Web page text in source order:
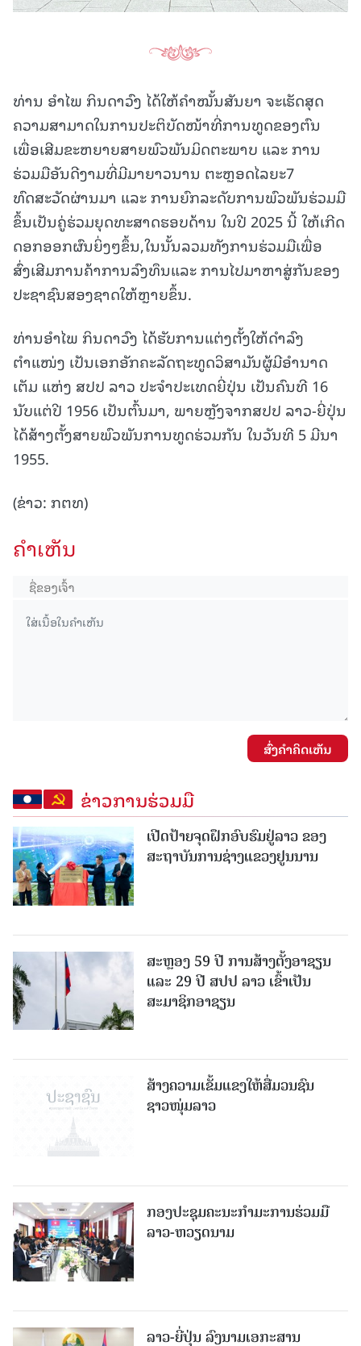
ທ່ານ ອໍາໄພ ກິນດາວົງ ໄດ້ໃຫ້ຄຳໝັ້ນສັນຍາ ຈະເຮັດສຸດ
ຄວາມສາມາດໃນການປະຕິບັດໜ້າທີ່ການທູດຂອງຕົນ
ເພື່ອເສີມຂະຫຍາຍສາຍພົວພັນມິດຕະພາບ ແລະ ການ
ຮ່ວມມືອັນດີງາມທີ່ມີມາຍາວນານ ຕະຫຼອດໄລຍະ7
ທົດສະວັດຜ່ານມາ ແລະ ການຍົກລະດັບການພົວພັນຮ່ວມມື
ຂຶ້ນເປັນຄູ່ຮ່ວມຍຸດທະສາດຮອບດ້ານ ໃນປີ 2025 ນີ້ ໃຫ້ເກີດ
ດອກອອກຜົນຍິ່ງໆຂຶ້ນ,ໃນນັ້ນລວມທັງການຮ່ວມມືເພື່ອ
ສົ່ງເສີມການຄ້າການລົງທຶນແລະ ການໄປມາຫາສູ່ກັນຂອງ
ປະຊາຊົນສອງຊາດໃຫ້ຫຼາຍຂຶ້ນ.
ທ່ານອໍາໄພ ກິນດາວົງ ໄດ້ຮັບການແຕ່ງຕັ້ງໃຫ້ດຳລົງ
ຕຳແໜ່ງ ເປັນເອກອັກຄະລັດຖະທູດວິສາມັນຜູ້ມີອໍານາດ
ເຕັມ ແຫ່ງ ສປປ ລາວ ປະຈຳປະເທດຍີ່ປຸ່ນ ເປັນຄົນທີ 16
ນັບແຕ່ປີ 1956 ເປັນຕົ້ນມາ, ພາຍຫຼັງຈາກສປປ ລາວ-ຍີ່ປຸ່ນ
ໄດ້ສ້າງຕັ້ງສາຍພົວພັນການທູດຮ່ວມກັນ ໃນວັນທີ 5 ມີນາ
1955.
(ຂ່າວ: ກຕທ)
ຄໍາເຫັນ
ສົ່ງຄໍາຄິດເຫັນ
ຂ່າວການຮ່ວມມື
ເປີດປ້າຍຈຸດຝຶກອົບຮົມຢູ່ລາວ ຂອງ
ສະຖາບັນການຊ່າງແຂວງຢູນນານ
ສະຫຼອງ 59 ປີ ການສ້າງຕັ້ງອາຊຽນ
ແລະ 29 ປີ ສປປ ລາວ ເຂົ້າເປັນ
ສະມາຊິກອາຊຽນ
ສ້າງຄວາມເຂັ້ມແຂງໃຫ້ສື່ມວນຊົນ
ຊາວໜຸ່ມລາວ
ກອງປະຊຸມຄະນະກຳມະການຮ່ວມມື
ລາວ-ຫວຽດນາມ
ລາວ-ຍີ່ປຸ່ນ ລົງນາມເອກະສານ